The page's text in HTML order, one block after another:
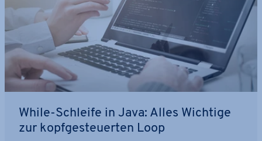
While-Schleife in Java: Alles Wichtige
zur kopf­ge­steu­er­ten Loop